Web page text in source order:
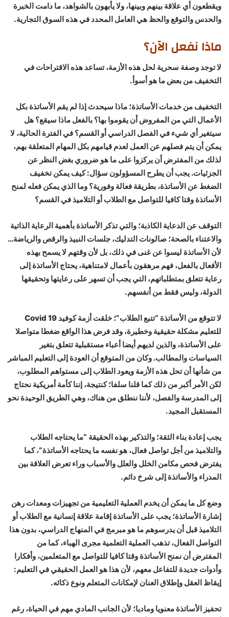
ويقطعون أي علاقة بينهم وبينها، ولا يأبهون بالشواهد، ما دامت الخبرة
والحدس والتوقع والحظ هي العامل المحدد في هذه السوق التجارية.
ماذا نفعل الآن؟
لا توجد وصفة سحرية لحل هذه الأزمة، تساعد هذه الاقتراحات في
التخفيف من بعض ما هو أسوأ.
التخفيف من خدمات الأساتذة؛ ماذا سيحدث إذا لم يقم الأساتذة بكل
الأعمال التي من المفروض أن يقوموا بها؟ بالفعل ماذا سيقع؟ هل
سيتغير أي شيء في الفصل الدراسي أو القسم؟ في الفترة الحالية، لا
يمكن أن يتم فصلهم عن العمل لعدم قيامهم بكل المهام المتعلقة بهم،
لذلك من المفترض أن يركزوا على ما هو ضروري بغض النظر عن
الجزئيات. يجب أن يطرح المسؤولون سؤال: كيف يمكن تخفيف
الضغط عن الأساتذة، بطريقة فعالة وفورية؟ وما الذي يمكن فعله لمنح
الأساتذة وقتا كافيا للتواصل مع الطلاب أو التلاميذ في القسم؟
التوقف عن الدعاية الكاذبة؛ والتي تذكر الأساتذة بأهمية الرعاية الذاتية
والاعتناء بالصحة؛ صالونات التدليك، جلسات النبيذ والرقص والرياضة…
لأن الأساتذة ليسوا عن غنى في ذلك، بل لأن وقتهم لا يسمح بهذه
الأفعال بالفعل، فهم مرهقون بأعمال لامتناهية، يحتاج الأساتذة إلى
رعاية تتعلق بمتطلباتهم، التي يجب أن تسهر على رعايتها وتحقيقها
الدولة، وليس فقط من أنفسهم.
لا تتوقع من الأساتذة “تتبع الطلاب”؛ خلقت أزمة كوفيد 19 Covid
للتعليم مشكلة حقيقية وخطيرة، وقد فرض هذا الواقع ضغطا متواصلا
على الأساتذة، والذين لديهم أيضا أعباء مستقبلية تتعلق بتغير
السياسات والمطالب. وكان من المتوقع أن العودة إلى التعليم المباشر
من شأنها أن تحل هذه الأزمة ويعود الطلاب إلى مستواهم المطلوب،
لكن الأمر أكبر من ذلك كما قلنا سلفا؛ كنتيجة، إننا كأمة أمريكية نحتاج
إلى المدرسة والفصل، لأننا ننطلق من هناك، وهي الطريق الوحيدة نحو
المستقبل المجيد.
يجب إعادة بناء الثقة؛ والتذكير بهذه الحقيقة “ما يحتاجه الطلاب
والتلاميذ من أجل تواصل فعال، هو نفسه ما يحتاجه الأساتذة”، كما
يفترض فحص مكامن الخلل والعلل والأسباب وراء تعرض العلاقة بين
المدراء والأساتذة إلى شرخ دائم.
وضع كل ما يمكن أن يخدم العملية التعليمية من تجهيزات ومعدات رهن
إشارة الأساتذة؛ يجب على الأساتذة إقامة علاقة إنسانية مع الطلاب أو
التلاميذ قبل أن يدرسوهم ما هو مبرمج في المنهاج الدراسي، بدون هذا
التواصل الفعال، تذهب العملية التعلمية مجرى الهباء، كما من
المفترض أن نمنح الأساتذة وقتا كافيا للتواصل مع المتعلمين، وأفكارا
وأدوات جديدة للتفاعل معهم، لأن هذا هو العمل الحقيقي في التعليم:
إيقاظ العقل وإطلاق العنان لإمكانات المتعلم ونوع ذكائه.
تحفيز الأساتذة معنويا وماديا؛ لأن الجانب المادي مهم في الحياة، رغم